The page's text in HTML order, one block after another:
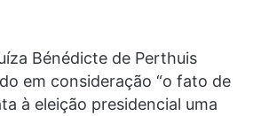
Bénédicte de Perthuis
em consideração “o fato de
à eleição presidencial uma